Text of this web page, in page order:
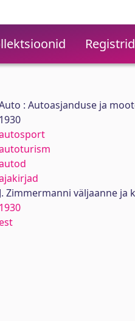
Registrid
: Autoasjanduse ja
1930
J. Zimmermanni väljaanne ja
1930